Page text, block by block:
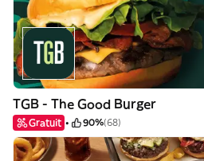
TGB - The Good Burger
Gratuit 90%(68)